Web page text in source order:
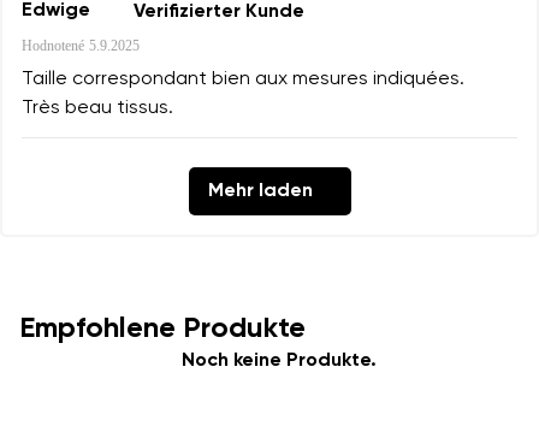
Edwige Verifizierter Kunde
Hodnotené 5.9.2025
Taille correspondant bien aux mesures indiquées.
Très beau tissus.
Mehr laden
Empfohlene Produkte
Noch keine Produkte.